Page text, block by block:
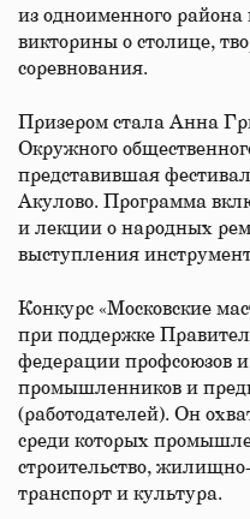
из одноименного
викторины о столице,
соревнования.
Призером стала Анна
Окружного
представившая
Акулово. Программа
и лекции о народных
выступления
Конкурс «Московские
при поддержке
федерации профсоюзов
промышленников и
(работодателей). Он
среди которых
строительство,
транспорт и культура.